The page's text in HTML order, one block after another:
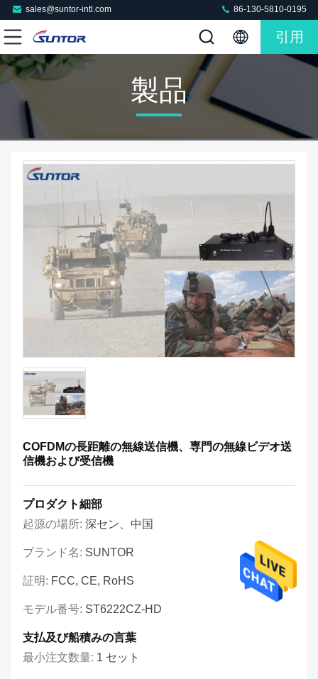
sales@suntor-intl.com 86-130-5810-0195
引用
製品
COFDMの長距離の無線送信機、専門の無線ビデオ送
信機および受信機
プロダクト細部
起源の場所: 深セン、中国
ブランド名: SUNTOR
証明: FCC, CE, RoHS
モデル番号: ST6222CZ-HD
支払及び船積みの言葉
最小注文数量: 1 セット